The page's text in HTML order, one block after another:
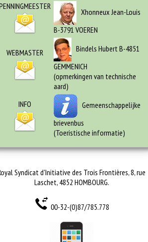
Xhonneux Jean-Louis
B-3791 VOEREN
WEBMASTER
Bindels Hubert B-4851
GEMMENICH
(opmerkingen van technische
aard)
INFO
Gemeenschappelijke
brievenbus
(Toeristische informatie)
Syndicat d'Initiative des Trois Frontières, 8, rue
Laschet, 4852 HOMBOURG.
00-32-(0)87/785.778